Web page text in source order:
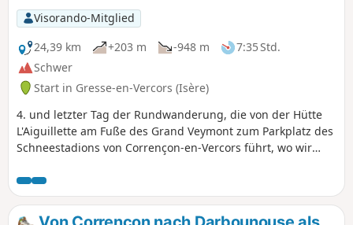
Visorando-Mitglied
24,39 km
+203 m -948 m
7:35 Std.
Schwer
Start in Gresse-en-Vercors (Isère)
4. und letzter Tag der Rundwanderung, die von der Hütte
L'Aiguillette am Fuße des Grand Veymont zum Parkplatz des
Schneestadions von Corrençon-en-Vercors führt, wo wir